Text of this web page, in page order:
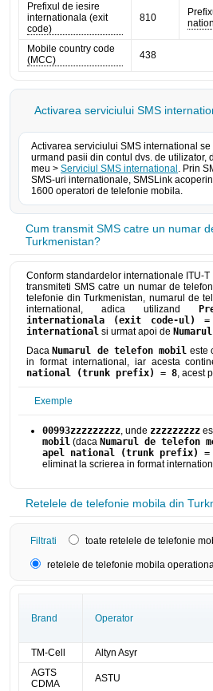
Prefixul de iesire
internationala (exit
code)
810
Mobile country code
(MCC)
438
Activarea serviciului SMS
Activarea serviciului SMS international
urmand pasii din contul dvs. de utilizator,
meu > Serviciul SMS international . Prin
SMS-uri internationale, SMSLink
1600 operatori de telefonie mobila.
Cum transmit SMS catre un numar
Turkmenistan?
Conform standardelor internationale ITU-
transmiteti SMS catre un numar de
telefonie din Turkmenistan, numarul de
international, adica utilizand
internationala (exit code-ul) =
international si urmat apoi de
Daca Numarul de telefon mobil este
in format international, iar acesta
national (trunk prefix) = 8, acest
Exemple
00993zzzzzzzzz, unde zzzzzzzzz
mobil (daca Numarul de telefon
apel national (trunk prefix) =
eliminat la scrierea in format
Retelele de telefonie mobila din
Filtrati toate retelele de telefonie
retelele de telefonie mobila
Brand Operator
TM-Cell Altyn Asyr
AGTS
CDMA
ASTU